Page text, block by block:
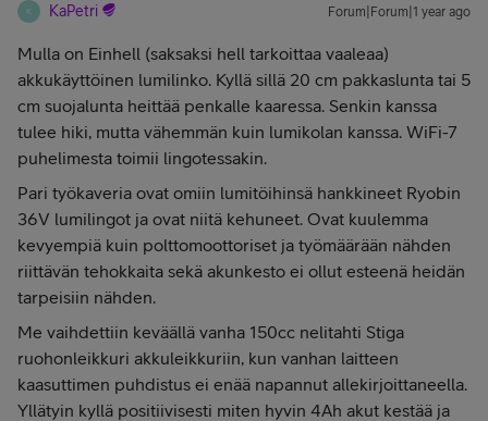
K KaPetri Forum|Forum|1 year ago
Mulla on Einhell (saksaksi hell tarkoittaa vaaleaa)
akkukäyttöinen lumilinko. Kyllä sillä 20 cm pakkaslunta tai 5
cm suojalunta heittää penkalle kaaressa. Senkin kanssa
tulee hiki, mutta vähemmän kuin lumikolan kanssa. WiFi-7
puhelimesta toimii lingotessakin.
Pari työkaveria ovat omiin lumitöihinsä hankkineet Ryobin
36V lumilingot ja ovat niitä kehuneet. Ovat kuulemma
kevyempiä kuin polttomoottoriset ja työmäärään nähden
riittävän tehokkaita sekä akunkesto ei ollut esteenä heidän
tarpeisiin nähden.
Me vaihdettiin keväällä vanha 150cc nelitahti Stiga
ruohonleikkuri akkuleikkuriin, kun vanhan laitteen
kaasuttimen puhdistus ei enää napannut allekirjoittaneella.
Yllätyin kyllä positiivisesti miten hyvin 4Ah akut kestää ja